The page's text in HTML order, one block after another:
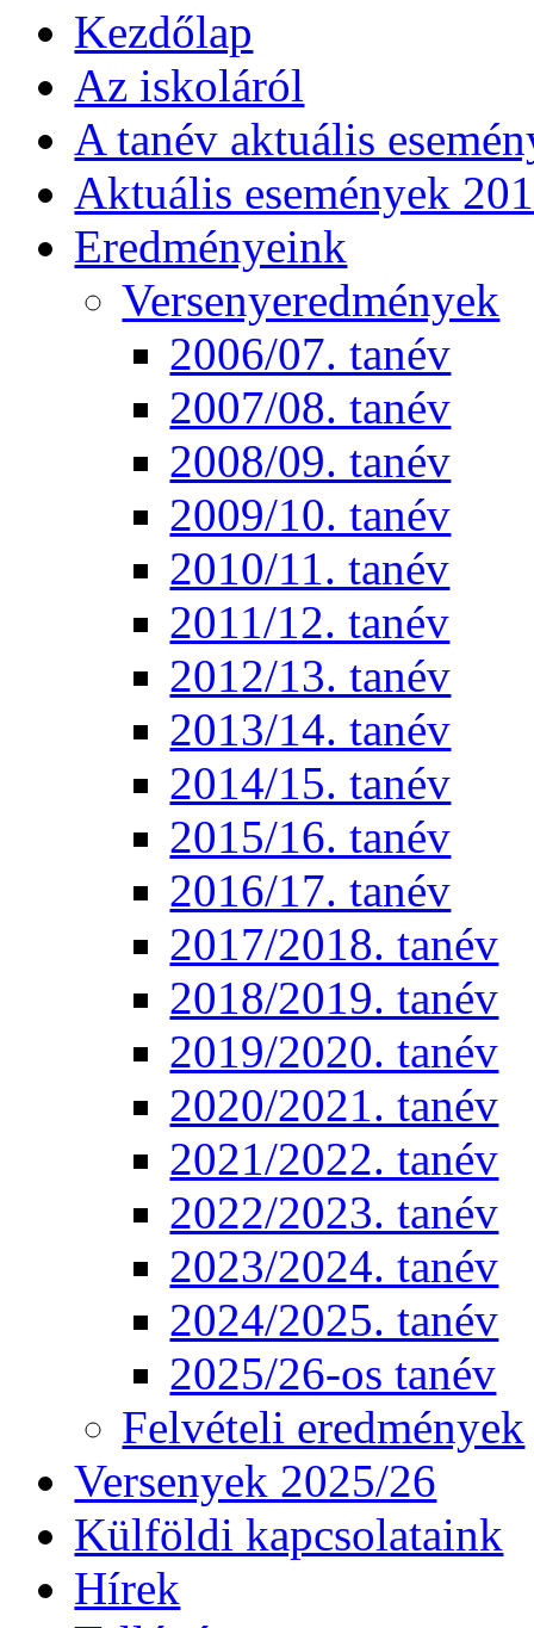
Kezdőlap
Az iskoláról
A tanév aktuális
Aktuális események
Eredményeink
Versenyeredmények
2006/07. tanév
2007/08. tanév
2008/09. tanév
2009/10. tanév
2010/11. tanév
2011/12. tanév
2012/13. tanév
2013/14. tanév
2014/15. tanév
2015/16. tanév
2016/17. tanév
2017/2018. tanév
2018/2019. tanév
2019/2020. tanév
2020/2021. tanév
2021/2022. tanév
2022/2023. tanév
2023/2024. tanév
2024/2025. tanév
2025/26-os tanév
Felvételi eredmények
Versenyek 2025/26
Külföldi kapcsolataink
Hírek